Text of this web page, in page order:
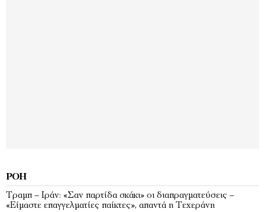
ΡΟΉ
Τραμπ – Ιράν: «Σαν παρτίδα σκάκι» οι διαπραγματεύσεις –
«Είμαστε επαγγελματίες παίκτες», απαντά η Τεχεράνη